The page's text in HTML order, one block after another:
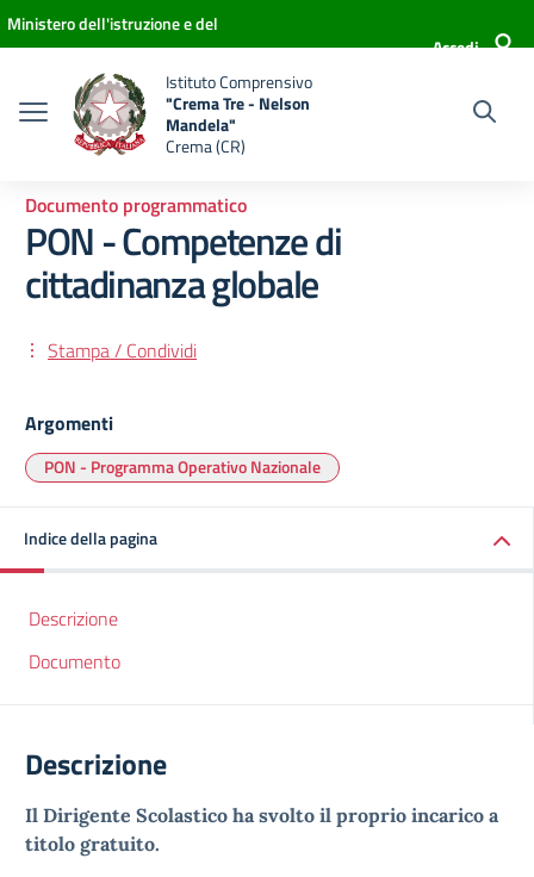
Vai ai contenuti
Vai al menu di navigazione
Vai al footer
Ministero dell'istruzione e del
Accedi
Istituto Comprensivo
"Crema Tre - Nelson
Mandela"
Crema (CR)
Documento programmatico
PON - Competenze di
cittadinanza globale
Stampa / Condividi
Argomenti
PON - Programma Operativo Nazionale
Indice della pagina
Descrizione
Documento
Descrizione
Il Dirigente Scolastico ha svolto il proprio incarico a
titolo gratuito.